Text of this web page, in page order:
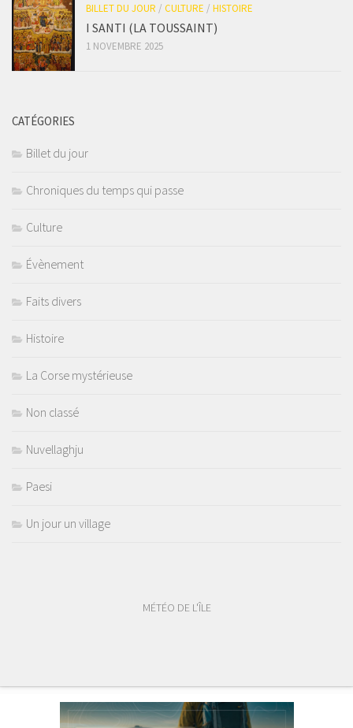
BILLET DU JOUR / CULTURE / HISTOIRE
I SANTI (LA TOUSSAINT)
1 NOVEMBRE 2025
CATÉGORIES
Billet du jour
Chroniques du temps qui passe
Culture
Évènement
Faits divers
Histoire
La Corse mystérieuse
Non classé
Nuvellaghju
Paesi
Un jour un village
MÉTÉO DE L'ÎLE